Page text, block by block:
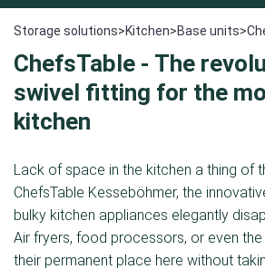
Storage solutions>Kitchen>Base units>
ChefsTable - The
swivel fitting for the
kitchen
Lack of space in the kitchen a thing of
ChefsTable Kesseböhmer, the
bulky kitchen appliances elegantly
Air fryers, food processors, or even
their permanent place here without